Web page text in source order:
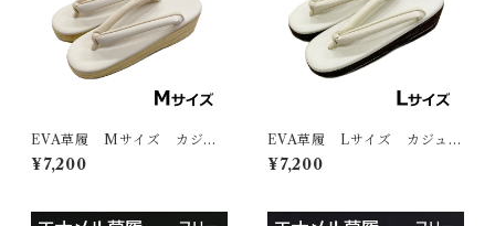
EVA草履 Mサイズ カジュ
アル お洒落 草履
¥7,200
EVA草履 Lサイズ カジュア
ル お洒落 草履
¥7,200